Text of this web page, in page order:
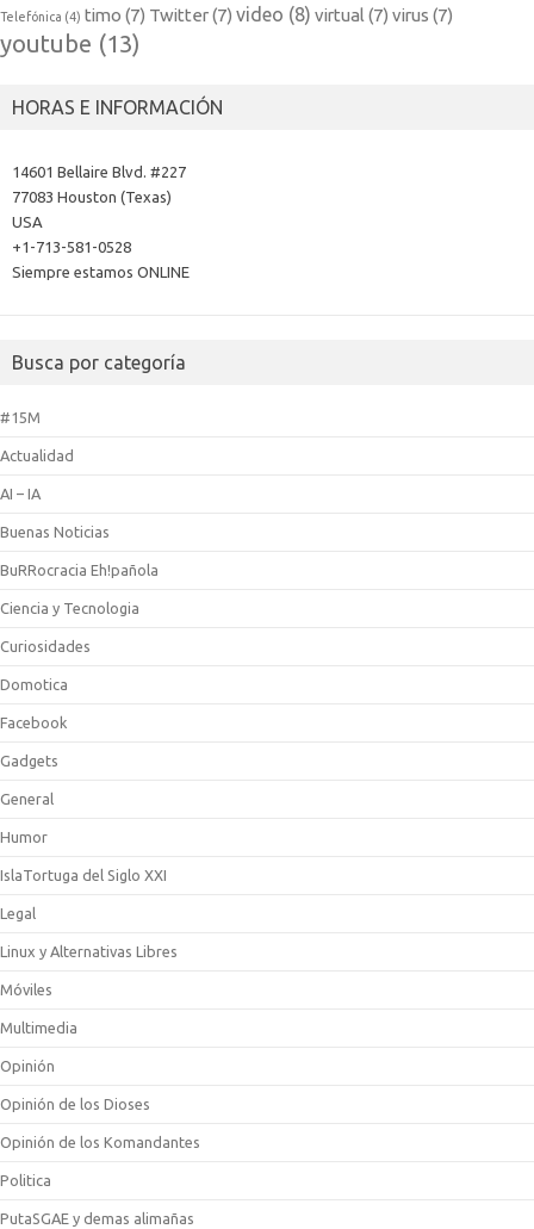
Telefónica (4) timo (7) Twitter(7) video (8) virtual (7) virus (7)
youtube (13)
HORAS E INFORMACIÓN
14601 Bellaire Blvd. #227
77083 Houston (Texas)
USA
+1-713-581-0528
Siempre estamos ONLINE
Busca por categoría
#15M
Actualidad
AI – IA
Buenas Noticias
BuRRocracia Eh!pañola
Ciencia y Tecnologia
Curiosidades
Domotica
Facebook
Gadgets
General
Humor
IslaTortuga del Siglo XXI
Legal
Linux y Alternativas Libres
Móviles
Multimedia
Opinión
Opinión de los Dioses
Opinión de los Komandantes
Politica
PutaSGAE y demas alimañas